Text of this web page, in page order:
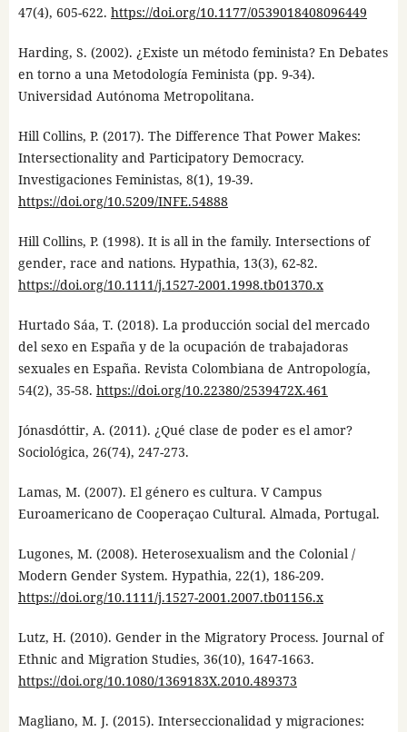
47(4), 605-622. https://doi.org/10.1177/0539018408096449
Harding, S. (2002). ¿Existe un método feminista? En Debates
en torno a una Metodología Feminista (pp. 9-34).
Universidad Autónoma Metropolitana.
Hill Collins, P. (2017). The Difference That Power Makes:
Intersectionality and Participatory Democracy.
Investigaciones Feministas, 8(1), 19-39.
https://doi.org/10.5209/INFE.54888
Hill Collins, P. (1998). It is all in the family. Intersections of
gender, race and nations. Hypathia, 13(3), 62-82.
https://doi.org/10.1111/j.1527-2001.1998.tb01370.x
Hurtado Sáa, T. (2018). La producción social del mercado
del sexo en España y de la ocupación de trabajadoras
sexuales en España. Revista Colombiana de Antropología,
54(2), 35-58. https://doi.org/10.22380/2539472X.461
Jónasdóttir, A. (2011). ¿Qué clase de poder es el amor?
Sociológica, 26(74), 247-273.
Lamas, M. (2007). El género es cultura. V Campus
Euroamericano de Cooperaçao Cultural. Almada, Portugal.
Lugones, M. (2008). Heterosexualism and the Colonial /
Modern Gender System. Hypathia, 22(1), 186-209.
https://doi.org/10.1111/j.1527-2001.2007.tb01156.x
Lutz, H. (2010). Gender in the Migratory Process. Journal of
Ethnic and Migration Studies, 36(10), 1647-1663.
https://doi.org/10.1080/1369183X.2010.489373
Magliano, M. J. (2015). Interseccionalidad y migraciones: